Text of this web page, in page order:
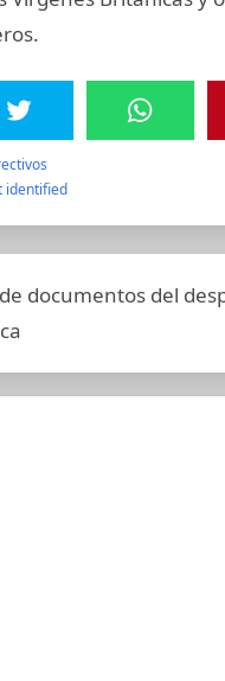
identified
documentos del